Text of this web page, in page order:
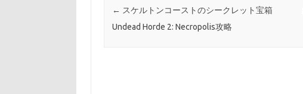
← スケルトンコーストのシークレット宝箱
Undead Horde 2: Necropolis攻略